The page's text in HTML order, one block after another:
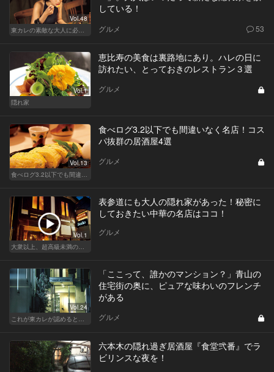
Vol.48
東カレの素敵な大人に必要なこと
している！
グルメ 53
Vol.1
隠れ家
恵比寿の美食は裏路地にあり。ハレの日に
訪れたい、とっておきのレストラン３選
グルメ
Vol.13
食べログ3.2以下でも間違いなく名店！
食べログ3.2以下でも間違いなく名店！コス
パ抜群の居酒屋4選
グルメ
Vol.1
大衆以上、超高級未満の絶品中華
表参道にも大人の隠れ家があった！秘密に
しておきたい中華の名店はココ！
グルメ
Vol.24
これが東カレが認めるとっておきの隠れ家
「ここって、誰かのマンション？」青山の
住宅街の奥に、ピュアな味わいのフレンチ
がある
グルメ
六本木の隠れ過ぎ居酒屋『食堂弐番』でラ
ビリンスな夜を！